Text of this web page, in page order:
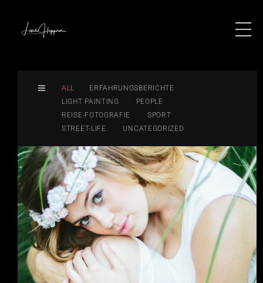
ALL
ERFAHRUNGSBERICHTE
LIGHT PAINTING
PEOPLE
REISE-FOTOGRAFIE
SPORT
STREET-LIFE
UNCATEGORIZED